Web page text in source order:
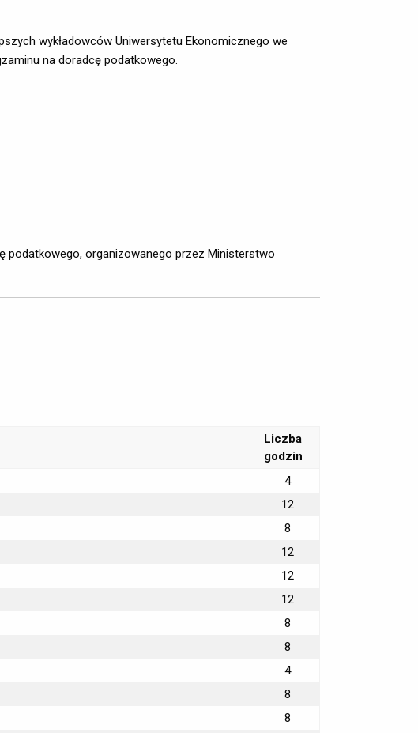
wykładowców Uniwersytetu Ekonomicznego we
na doradcę podatkowego.
podatkowego, organizowanego przez Ministerstwo
Liczba
godzin
4
12
8
12
12
12
8
8
4
8
8